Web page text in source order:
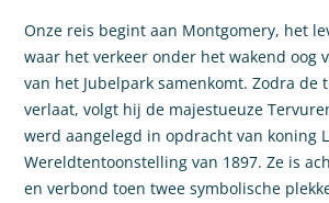
Onze reis begint aan Montgomery, het
waar het verkeer onder het wakend oog
van het Jubelpark samenkomt. Zodra
verlaat, volgt hij de majestueuze
werd aangelegd in opdracht van koning
Wereldtentoonstelling van 1897. Ze is
en verbond toen twee symbolische